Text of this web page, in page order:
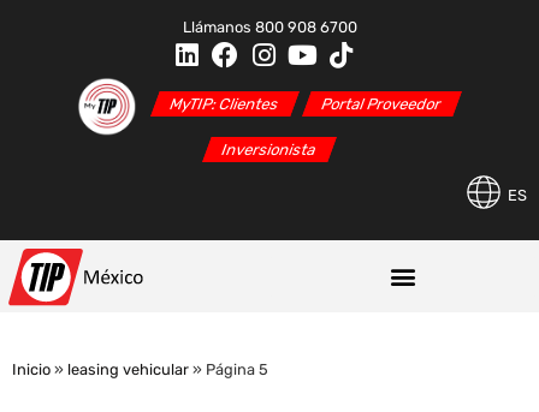
Llámanos 800 908 6700
MyTIP: Clientes Portal Proveedor
Inversionista
ES
Inicio » leasing vehicular » Página 5